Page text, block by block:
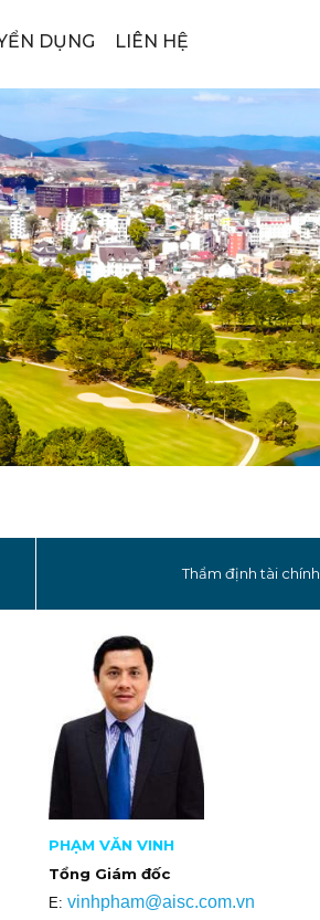
DỤNG LIÊN HỆ
Thẩm định tài chính
PHẠM VĂN VINH
Tổng Giám đốc
E:vinhpham@aisc.com.vn